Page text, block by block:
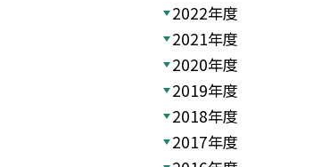
2022年度
2021年度
2020年度
2019年度
2018年度
2017年度